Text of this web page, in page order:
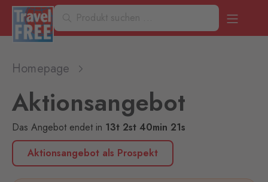
Homepage
Aktionsangebot
Das Angebot endet in 13t 2st 40min 21s
Aktionsangebot als Prospekt